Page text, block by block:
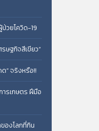
ป่วยโควิด-19
ษฐกิจสีเขียว”
ด” จริงหรือ!!
รเกษตร ฝีมือ
องโลกที่กิน